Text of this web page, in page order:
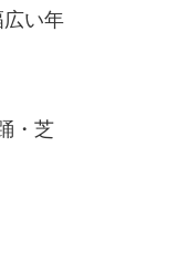
い年
・芝